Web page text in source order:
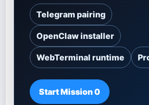
Telegram pairing
OpenClaw installer
WebTerminal runtime
Start Mission 0